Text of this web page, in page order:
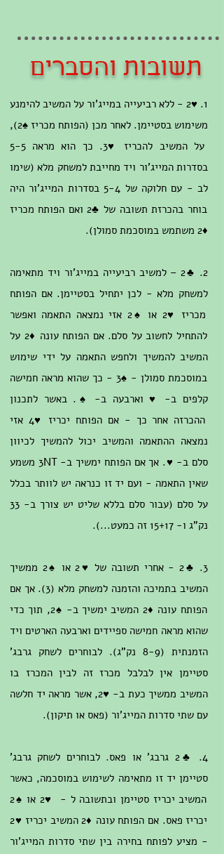
תשובות והסברים
1. ♥2 - ללא רביעייה במייג'ור על המשיב להימנע
משימוש בסטיימן. לאחר מכן (הפותח מכריז ♠2),
על המשיב להכריז ♥3. כך הוא מראה 5-5
בסדרות המייג'ור ויד מחייבת למשחק מלא (שימו
לב - עם חלוקה של 5-4 בסדרות המייג'ור היה
בוחר בהכרזת תשובה של ♣2 ואם הפותח מכריז
♦2 משתמש במוסכמת סמולן).
2. ♣2 – למשיב רביעייה במייג'ור ויד מתאימה
למשחק מלא - לכן יתחיל בסטיימן. אם הפותח
מכריז ♥2 או ♠2 אזי נמצאה התאמה ואפשר
להתחיל לחשוב על סלם. אם הפותח עונה ♦2 על
המשיב להמשיך ולחפש התאמה על ידי שימוש
במוסכמת סמולן - ♠3 - כך שהוא מראה חמישה
קלפים ב- ♥ וארבעה ב- ♠. באשר לתכנון
ההכרזה אחר כך - אם הפותח יכריז ♥4 אזי
נמצאה ההתאמה והמשיב יכול להמשיך לכיוון
סלם ב- ♥. אך אם הפותח ימשיך ב- 3NT משמע
שאין התאמה - ועם יד זו כנראה יש לוותר בכלל
על סלם (עבור סלם בללא שליט יש צורך ב- 33
נק"ג ו- 15+17 זה כמעט...).
3. ♣2 - אחרי תשובה של ♥2 או ♠2 ממשיך
המשיב בתמיכה והזמנה למשחק מלא (3). אך אם
הפותח עונה ♦2 המשיב ימשיך ב- ♠2, תוך כדי
שהוא מראה חמישה ספיידים וארבעה הארטים ויד
הזמנתית (8-9 נק"ג). לבוחרים לשחק גרבג'
סטיימן אין לבלבל מכרז זה לבין המכרז בו
המשיב ממשיך כעת ב- ♥2, אשר מראה יד חלשה
עם שתי סדרות המייג'ור (פאס או תיקון).
4. ♣2 גרבג' או פאס. לבוחרים לשחק גרבג'
סטיימן יד זו מתאימה לשימוש במוסכמה, כאשר
המשיב יכריז סטיימן ובתשובה ל - ♥2 או ♠2
יכריז פאס. אם הפותח עונה ♦2 המשיב יכריז ♥2
- מציע לפותח בחירה בין שתי סדרות המייג'ור